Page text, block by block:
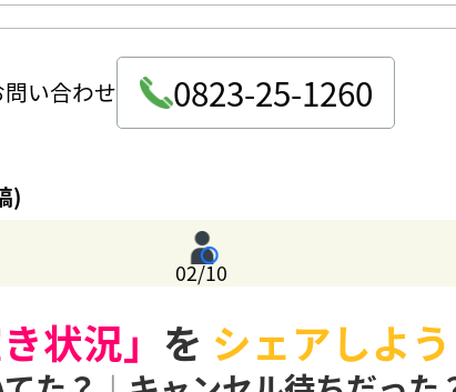
い合わせ 0823-25-1260
)
02/10
状況」 を シェアしよ